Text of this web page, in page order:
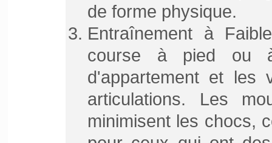
de forme physique.
Entraînement à
course à pied ou
d'appartement et les
articulations. Les
minimisent les chocs,